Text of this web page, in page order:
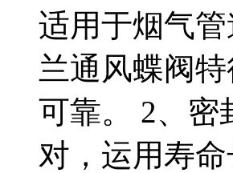
适用于烟气
兰通风蝶阀
可靠。 2、密
对，运用寿